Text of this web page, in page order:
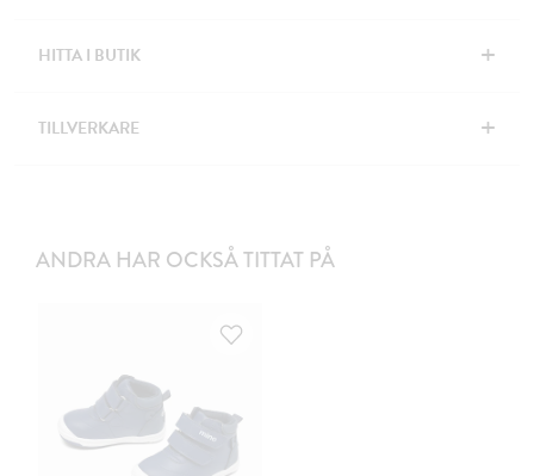
HITTA I BUTIK +
TILLVERKARE +
ANDRA HAR OCKSÅ TITTAT PÅ